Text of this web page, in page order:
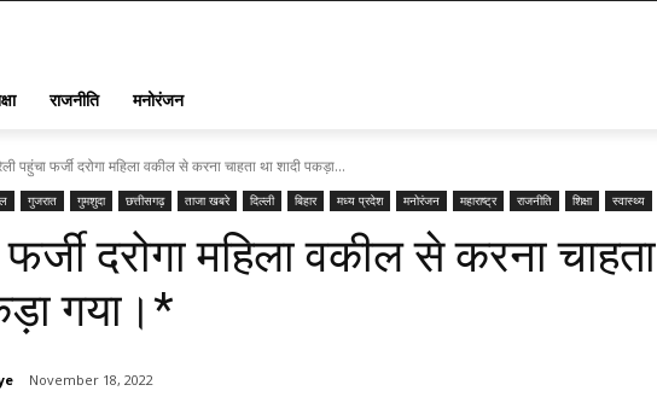
राजनीति मनोरंजन
पहुंचा फर्जी दरोगा महिला वकील से करना चाहता था शादी पकड़ा...
गुजरात गुमशुदा छत्तीसगढ़ ताजा खबरे दिल्ली बिहार मध्य प्रदेश मनोरंजन महाराष्ट्र राजनीति शिक्षा स्वास्थ्य
दरोगा महिला वकील से करना चाहता
गया।*
November 18, 2022